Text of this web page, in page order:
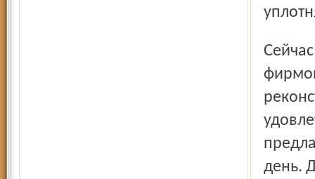
Сейчас у МУП «Скоково» подписан договор с московской
день.